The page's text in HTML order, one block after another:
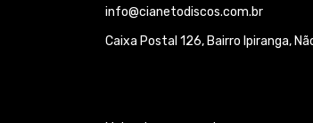
info@cianetodiscos.com.br
Caixa Postal 126, Bairro Ipiranga,